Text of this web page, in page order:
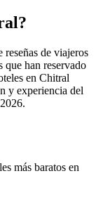
reseñas de viajeros
que han reservado
en Chitral
y experiencia del
.
más baratos en